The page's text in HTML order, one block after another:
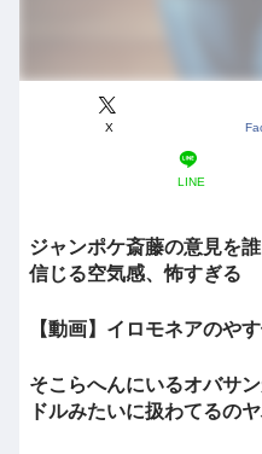
X
LINE
ジャンポケ斎藤の意見を
信じる空気感、怖すぎる
【動画】イロモネアのや
そこらへんにいるオバサ
ドルみたいに扱わてるの